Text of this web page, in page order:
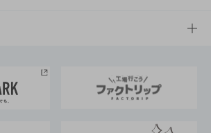
バーズ大阪
TOP
えるサステナビリティ経営